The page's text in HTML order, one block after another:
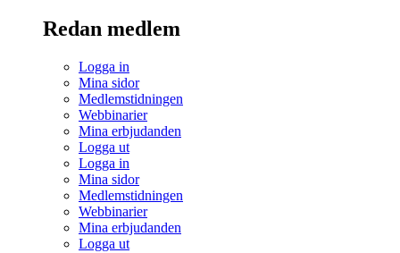
Redan medlem
Logga in
Mina sidor
Medlemstidningen
Webbinarier
Mina erbjudanden
Logga ut
Logga in
Mina sidor
Medlemstidningen
Webbinarier
Mina erbjudanden
Logga ut